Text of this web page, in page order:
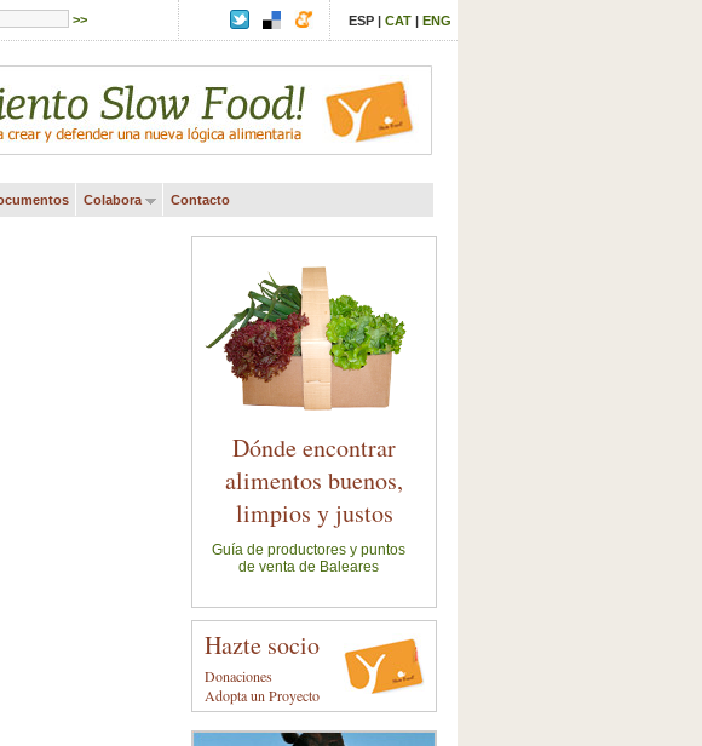
>> ESP | CAT | ENG
Colabora Contacto
Dónde encontrar
alimentos buenos,
limpios y justos
Guía de productores y puntos
de venta de Baleares
Hazte socio
Donaciones
Adopta un Proyecto